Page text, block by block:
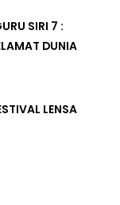
SIRI 7 :
DUNIA
LENSA